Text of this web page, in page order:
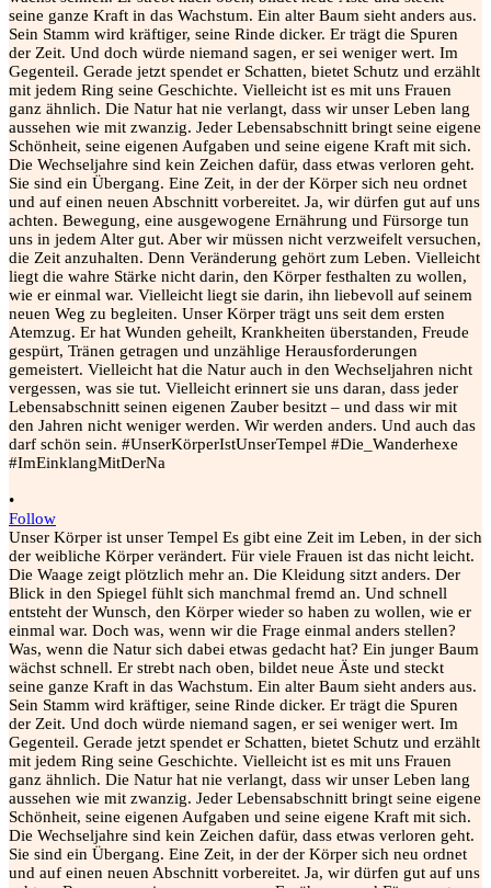
•
Follow
Unser Körper ist unser Tempel Es gibt eine Zeit im Leben, in der sich
der weibliche Körper verändert. Für viele Frauen ist das nicht leicht.
Die Waage zeigt plötzlich mehr an. Die Kleidung sitzt anders. Der
Blick in den Spiegel fühlt sich manchmal fremd an. Und schnell
entsteht der Wunsch, den Körper wieder so haben zu wollen, wie er
einmal war. Doch was, wenn wir die Frage einmal anders stellen?
Was, wenn die Natur sich dabei etwas gedacht hat? Ein junger Baum
wächst schnell. Er strebt nach oben, bildet neue Äste und steckt
seine ganze Kraft in das Wachstum. Ein alter Baum sieht anders aus.
Sein Stamm wird kräftiger, seine Rinde dicker. Er trägt die Spuren
der Zeit. Und doch würde niemand sagen, er sei weniger wert. Im
Gegenteil. Gerade jetzt spendet er Schatten, bietet Schutz und erzählt
mit jedem Ring seine Geschichte. Vielleicht ist es mit uns Frauen
ganz ähnlich. Die Natur hat nie verlangt, dass wir unser Leben lang
aussehen wie mit zwanzig. Jeder Lebensabschnitt bringt seine eigene
Schönheit, seine eigenen Aufgaben und seine eigene Kraft mit sich.
Die Wechseljahre sind kein Zeichen dafür, dass etwas verloren geht.
Sie sind ein Übergang. Eine Zeit, in der der Körper sich neu ordnet
und auf einen neuen Abschnitt vorbereitet. Ja, wir dürfen gut auf uns